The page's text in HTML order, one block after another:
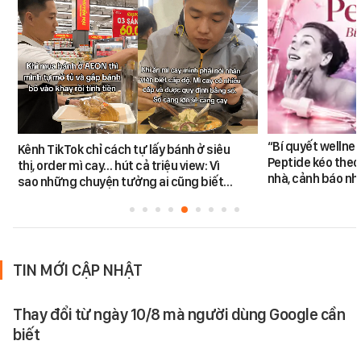
Kênh TikTok chỉ cách tự lấy bánh ở siêu
thị, order mì cay… hút cả triệu view: Vì
sao những chuyện tưởng ai cũng biết…
“Bí quyết
Peptide kéo
nhà, cảnh báo
TIN MỚI CẬP NHẬT
Thay đổi từ ngày 10/8 mà người dùng Google cần
biết